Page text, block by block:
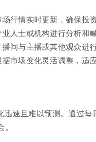
行情实时更新，确保投
人士或机构进行分析和
间与主播或其他观众进
市场变化灵活调整，适
迅速且难以预测。通过